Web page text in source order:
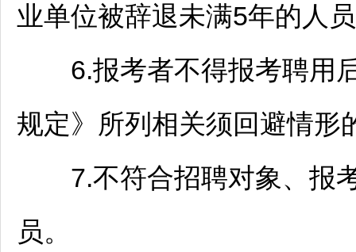
业单位被辞退未满5年的人
6.报考者不得报考聘用
规定》所列相关须回避情形
7.不符合招聘对象、报
员。